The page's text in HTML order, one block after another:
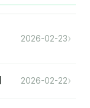
2026-02-23›
2026-02-22›